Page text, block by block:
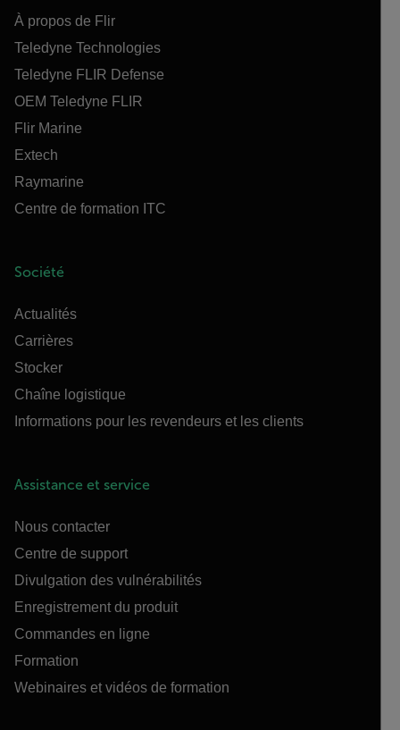
À propos de Flir
Teledyne Technologies
Teledyne FLIR Defense
OEM Teledyne FLIR
Flir Marine
Extech
Raymarine
Centre de formation ITC
Société
Actualités
Carrières
Stocker
Chaîne logistique
Informations pour les revendeurs et les clients
Assistance et service
Nous contacter
Centre de support
Divulgation des vulnérabilités
Enregistrement du produit
Commandes en ligne
Formation
Webinaires et vidéos de formation